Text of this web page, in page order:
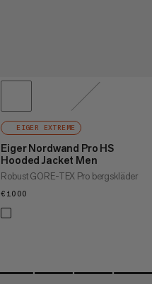
EIGER EXTREME
Eiger Nordwand Pro HS
Hooded Jacket Men
Robust GORE-TEX Pro bergskläder
€1000